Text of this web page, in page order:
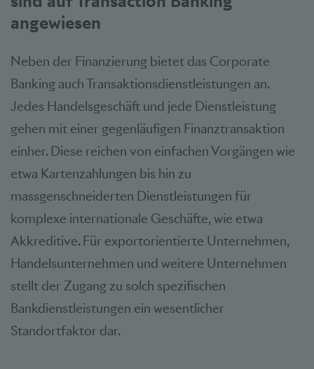
angewiesen
Neben der Finanzierung bietet das Corporate
Banking auch Transaktionsdienstleistungen an.
Jedes Handelsgeschäft und jede Dienstleistung
gehen mit einer gegenläufigen Finanztransaktion
einher. Diese reichen von einfachen Vorgängen wie
etwa Kartenzahlungen bis hin zu
massgenschneiderten Dienstleistungen für
komplexe internationale Geschäfte, wie etwa
Akkreditive. Für exportorientierte Unternehmen,
Handelsunternehmen und weitere Unternehmen
stellt der Zugang zu solch spezifischen
Bankdienstleistungen ein wesentlicher
Standortfaktor dar.